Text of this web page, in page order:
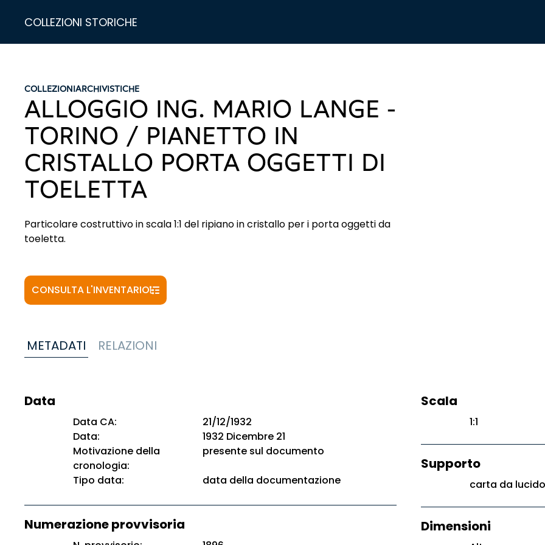
COLLEZIONI STORICHE
COLLEZIONIARCHIVISTICHE
ALLOGGIO ING. MARIO LANGE -
TORINO / PIANETTO IN
CRISTALLO PORTA OGGETTI DI
TOELETTA
Particolare costruttivo in scala 1:1 del ripiano in cristallo per i porta oggetti da
toeletta.
CONSULTA L'INVENTARIO
METADATI RELAZIONI
Data
Data CA:
21/12/1932
Data:
1932 Dicembre 21
Motivazione della
cronologia:
presente sul documento
Tipo data: data della documentazione
Numerazione provvisoria
Scala
1:1
Supporto
carta da lucido
Dimensioni